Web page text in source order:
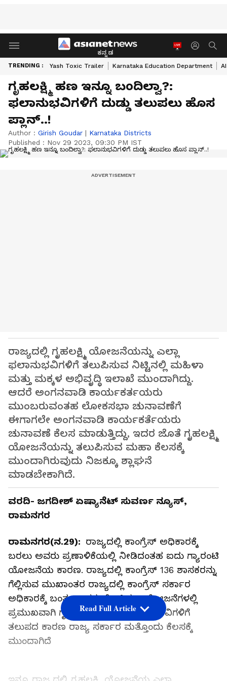
ಕನ್ನಡ
TRENDING : Yash Toxic Trailer Karnataka Education Department
ಗೃಹಲಕ್ಷ್ಮಿ ಹಣ ಇನ್ನೂ ಬಂದಿಲ್ವಾ?:
ಫಲಾನುಭವಿಗಳಿಗೆ ದುಡ್ಡು ತಲುಪಲು ಹೊಸ
ಪ್ಲಾನ್‌..!
Author : Girish Goudar | Karnataka Districts
Published : Nov 29 2023, 09:30 PM IST
ರಾಜ್ಯದಲ್ಲಿ ಗೃಹಲಕ್ಷ್ಮಿ ಯೋಜನೆಯನ್ನು ಎಲ್ಲಾ
ಫಲಾನುಭವಿಗಳಿಗೆ ತಲುಪಿಸುವ ನಿಟ್ಟಿನಲ್ಲಿ ಮಹಿಳಾ
ಮತ್ತು ಮಕ್ಕಳ ಅಭಿವೃದ್ಧಿ ಇಲಾಖೆ ಮುಂದಾಗಿದ್ದು.
ಆದರೆ ಅಂಗನವಾಡಿ ಕಾರ್ಯಕರ್ತಯರು
ಮುಂಬರುವಂತಹ ಲೋಕಸಭಾ ಚುನಾವಣೆಗೆ
ಈಗಾಗಲೇ ಅಂಗನವಾಡಿ ಕಾರ್ಯಕರ್ತೆಯರು
ಚುನಾವಣೆ ಕೆಲಸ ಮಾಡುತ್ತಿದ್ದು, ಇದರ ಜೊತೆ ಗೃಹಲಕ್ಷ್ಮಿ
ಯೋಜನೆಯನ್ನು ತಲುಪಿಸುವ ಮಹಾ ಕೆಲಸಕ್ಕೆ
ಮುಂದಾಗಿರುವುದು ನಿಜಕ್ಕೂ ಶ್ಲಾಘನೆ
ಮಾಡಬೇಕಾಗಿದೆ.
ವರದಿ- ಜಗದೀಶ್ ಏಷ್ಯಾನೆಟ್ ಸುವರ್ಣ ನ್ಯೂಸ್,
ರಾಮನಗರ
ರಾಮನಗರ(ನ.29): ರಾಜ್ಯದಲ್ಲಿ ಕಾಂಗ್ರೆಸ್ ಅಧಿಕಾರಕ್ಕೆ
ಬರಲು ಅವರು ಪ್ರಣಾಳಿಕೆಯಲ್ಲಿ ನೀಡಿದಂತಹ ಐದು ಗ್ಯಾರಂಟಿ
ಯೋಜನೆಯ ಕಾರಣ. ರಾಜ್ಯದಲ್ಲಿ ಕಾಂಗ್ರೆಸ್ 136 ಶಾಸಕರನ್ನು
ಗೆಲ್ಲಿಸುವ ಮುಖಾಂತರ ರಾಜ್ಯದಲ್ಲಿ ಕಾಂಗ್ರೆಸ್ ಸರ್ಕಾರ
ಅಧಿಕಾರಕ್ಕೆ ಬಂತು, ಅವರು ಕೊಟ್ಟಿದ್ದ 5 ಯೋಜನೆಗಳಲ್ಲಿ
ಪ್ರಮುಖವಾಗಿ ಗೃಹಲಕ್ಷ್ಮಿ ಯೋಜನೆ ಫಲಾನುಭವಿಗಳಿಗೆ
ತಲುಪದ ಕಾರಣ ರಾಜ್ಯ ಸರ್ಕಾರ ಮತ್ತೊಂದು ಕೆಲಸಕ್ಕೆ
ಮುಂದಾಗಿದೆ
Read Full Article